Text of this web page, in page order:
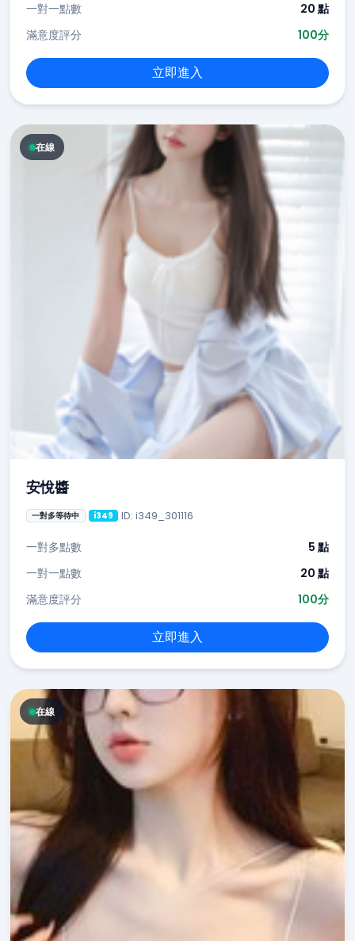
一對一點數
20 點
滿意度評分
100分
立即進入
在線
安悅醬
一對多等待中 i349 ID: i349_301116
一對多點數
5 點
一對一點數
20 點
滿意度評分
100分
立即進入
在線